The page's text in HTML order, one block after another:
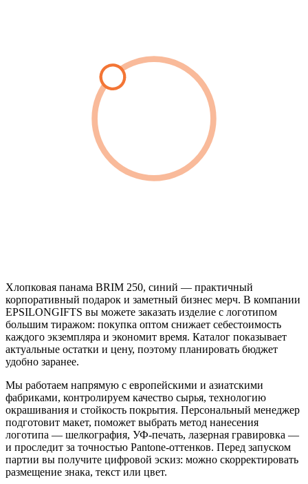
Хлопковая панама BRIM 250, синий — практичный
корпоративный подарок и заметный бизнес мерч. В компании
EPSILONGIFTS вы можете заказать изделие с логотипом
большим тиражом: покупка оптом снижает себестоимость
каждого экземпляра и экономит время. Каталог показывает
актуальные остатки и цену, поэтому планировать бюджет
удобно заранее.
Мы работаем напрямую с европейскими и азиатскими
фабриками, контролируем качество сырья, технологию
окрашивания и стойкость покрытия. Персональный менеджер
подготовит макет, поможет выбрать метод нанесения
логотипа — шелкография, УФ-печать, лазерная гравировка —
и проследит за точностью Pantone-оттенков. Перед запуском
партии вы получите цифровой эскиз: можно скорректировать
размещение знака, текст или цвет.